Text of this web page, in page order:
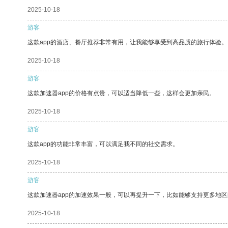
2025-10-18
游客
这款app的酒店、餐厅推荐非常有用，让我能够享受到高品质的旅行体验。
2025-10-18
游客
这款加速器app的价格有点贵，可以适当降低一些，这样会更加亲民。
2025-10-18
游客
这款app的功能非常丰富，可以满足我不同的社交需求。
2025-10-18
游客
这款加速器app的加速效果一般，可以再提升一下，比如能够支持更多地区
2025-10-18